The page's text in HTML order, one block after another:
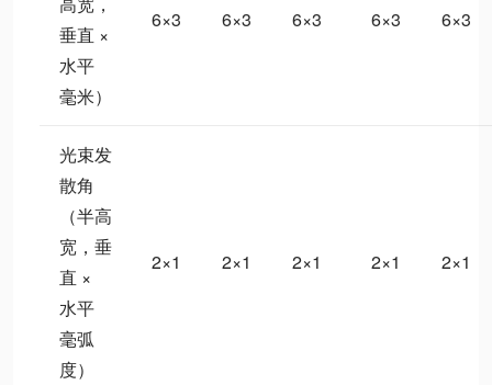
垂直 ×
水平
毫米）
6×3 6×3 6×3 6×3 6×3
光束发
散角
（半高
宽，垂
直 ×
水平
毫弧
度）
2×1 2×1 2×1 2×1 2×1